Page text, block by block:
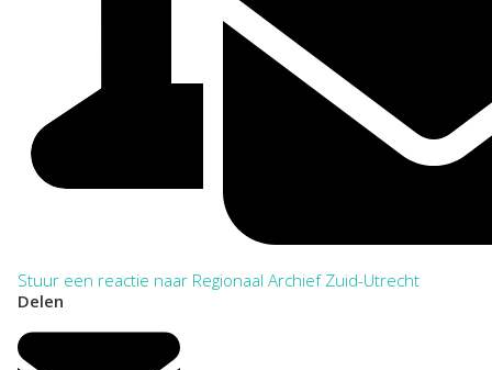
Stuur een reactie naar Regionaal Archief Zuid-Utrecht
Delen